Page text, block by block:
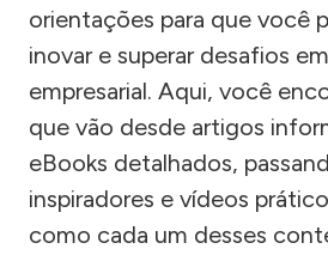
orientações para que você
inovar e superar desafios
empresarial. Aqui, você
que vão desde artigos
eBooks detalhados,
inspiradores e vídeos
como cada um desses